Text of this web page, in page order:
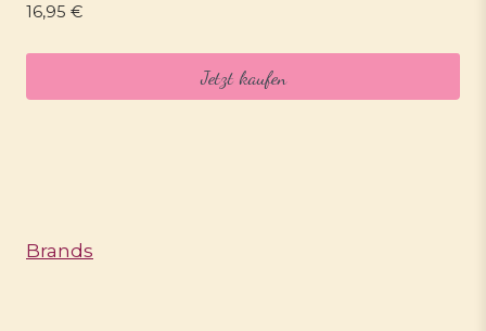
16,95 €
Jetzt kaufen
Brands